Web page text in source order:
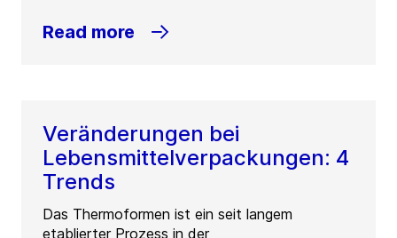
Read more
Veränderungen bei
Lebensmittelverpackungen: 4
Trends
Das Thermoformen ist ein seit langem
etablierter Prozess in der